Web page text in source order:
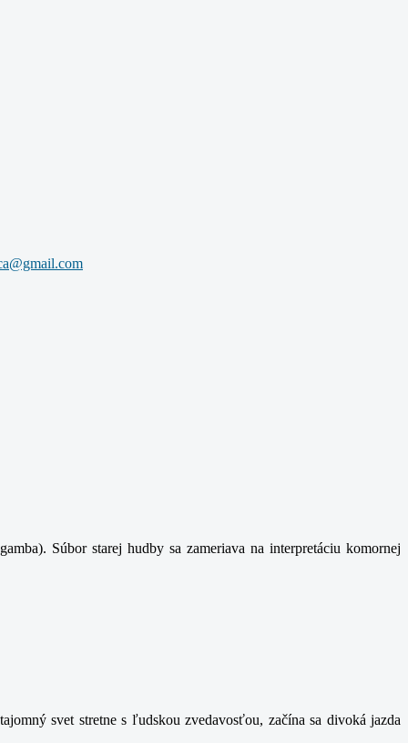
Súbor starej hudby sa zameriava na interpretáciu komornej
svet stretne s ľudskou zvedavosťou, začína sa divoká jazda